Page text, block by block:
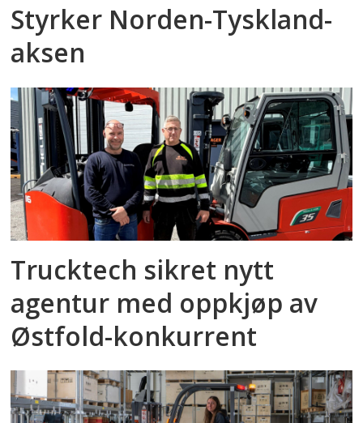
Styrker Norden-Tyskland-
aksen
Trucktech sikret nytt
agentur med oppkjøp av
Østfold-konkurrent